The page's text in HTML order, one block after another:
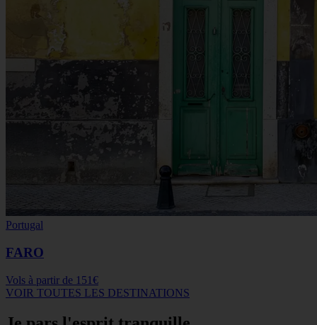
Portugal
FARO
Vols à partir de 151€
VOIR TOUTES LES DESTINATIONS